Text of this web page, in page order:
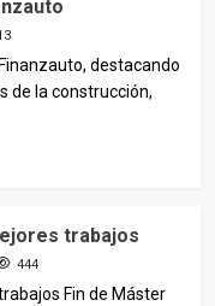
destacando
de la construcción,
trabajos
444
Fin de Máster